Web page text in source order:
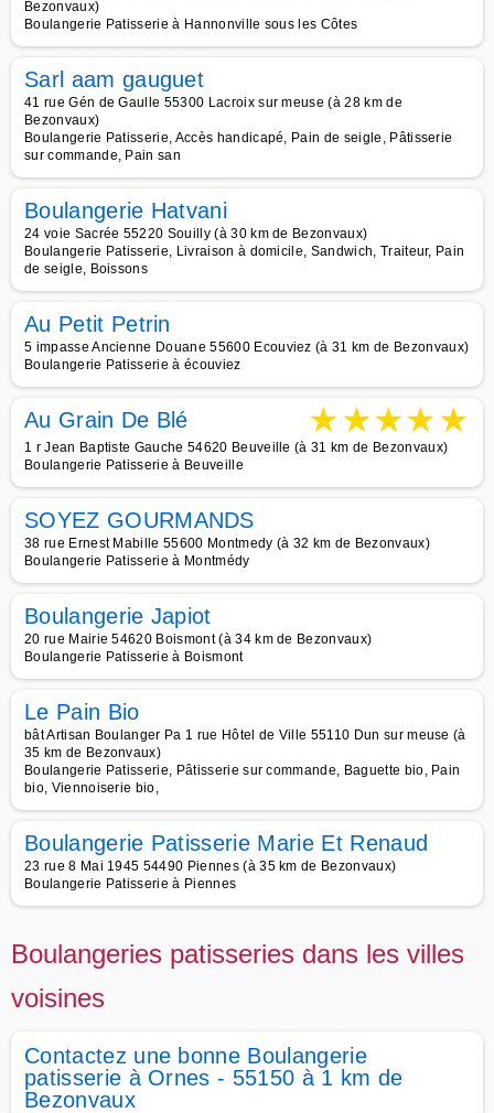
Bezonvaux)
Boulangerie Patisserie à Hannonville sous les Côtes
Sarl aam gauguet
41 rue Gén de Gaulle 55300 Lacroix sur meuse (à 28 km de
Bezonvaux)
Boulangerie Patisserie, Accès handicapé, Pain de seigle, Pâtisserie
sur commande, Pain san
Boulangerie Hatvani
24 voie Sacrée 55220 Souilly (à 30 km de Bezonvaux)
Boulangerie Patisserie, Livraison à domicile, Sandwich, Traiteur, Pain
de seigle, Boissons
Au Petit Petrin
5 impasse Ancienne Douane 55600 Ecouviez (à 31 km de Bezonvaux)
Boulangerie Patisserie à écouviez
Au Grain De Blé ★★★★★
1 r Jean Baptiste Gauche 54620 Beuveille (à 31 km de Bezonvaux)
Boulangerie Patisserie à Beuveille
SOYEZ GOURMANDS
38 rue Ernest Mabille 55600 Montmedy (à 32 km de Bezonvaux)
Boulangerie Patisserie à Montmédy
Boulangerie Japiot
20 rue Mairie 54620 Boismont (à 34 km de Bezonvaux)
Boulangerie Patisserie à Boismont
Le Pain Bio
bât Artisan Boulanger Pa 1 rue Hôtel de Ville 55110 Dun sur meuse (à
35 km de Bezonvaux)
Boulangerie Patisserie, Pâtisserie sur commande, Baguette bio, Pain
bio, Viennoiserie bio,
Boulangerie Patisserie Marie Et Renaud
23 rue 8 Mai 1945 54490 Piennes (à 35 km de Bezonvaux)
Boulangerie Patisserie à Piennes
Boulangeries patisseries dans les villes
voisines
Contactez une bonne Boulangerie
patisserie à Ornes - 55150 à 1 km de
Bezonvaux